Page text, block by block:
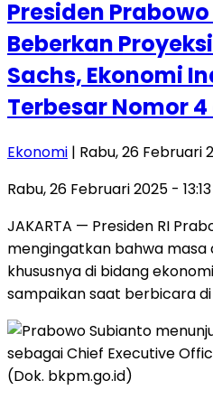
Presiden
Beberkan
Sachs, Ekonomi
Terbesar Nomor
Ekonomi | Rabu, 26 Februari
Rabu, 26 Februari 2025 -
JAKARTA — Presiden RI
mengingatkan bahwa masa
khususnya di bidang
sampaikan saat berbicara di